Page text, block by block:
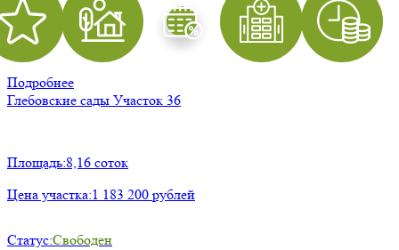
Подробнее
Глебовские сады Участок 36
Площадь:8,16 соток
Цена участка:1 183 200 рублей
Статус:Свободен